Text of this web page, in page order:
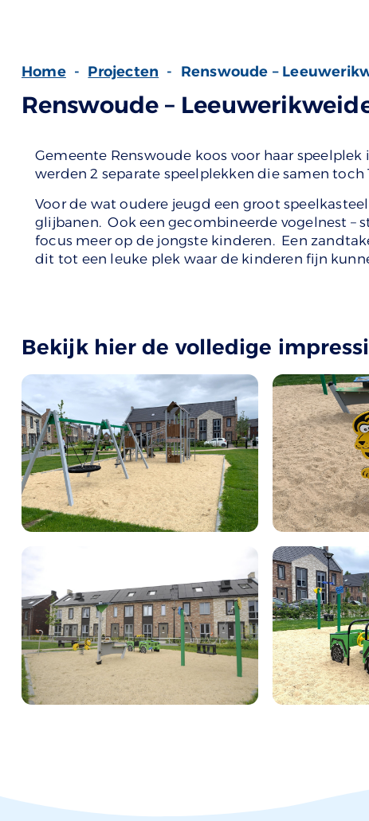
Home - Projecten - Renswoude –
Renswoude –
Gemeente Renswoude koos voor haar
werden 2 separate speelplekken die samen toch
Voor de wat oudere jeugd een groot
glijbanen. Ook een gecombineerde vogelnest –
focus meer op de jongste kinderen. Een
dit tot een leuke plek waar de kinderen fijn
Bekijk hier de volledige